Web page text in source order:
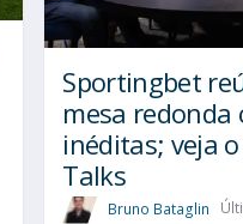
Sportingbet
mesa
inéditas; veja
Talks
Bruno Bataglin